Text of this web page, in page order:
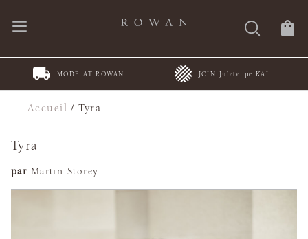
MODE AT ROWAN JOIN Juleteppe KAL
Accueil /Tyra
Tyra
par Martin Storey